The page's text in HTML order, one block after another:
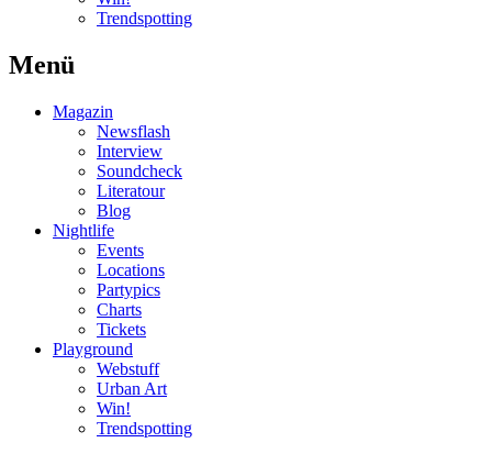
Trendspotting
Menü
Magazin
Newsflash
Interview
Soundcheck
Literatour
Blog
Nightlife
Events
Locations
Partypics
Charts
Tickets
Playground
Webstuff
Urban Art
Win!
Trendspotting